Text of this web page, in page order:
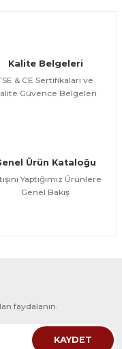
Kalite Belgeleri
& CE Sertifikaları ve
Güvence Belgeleri
Ürün Kataloğu
Yaptığımız Ürünlere
Genel Bakış
faydalanın.
KAYDET